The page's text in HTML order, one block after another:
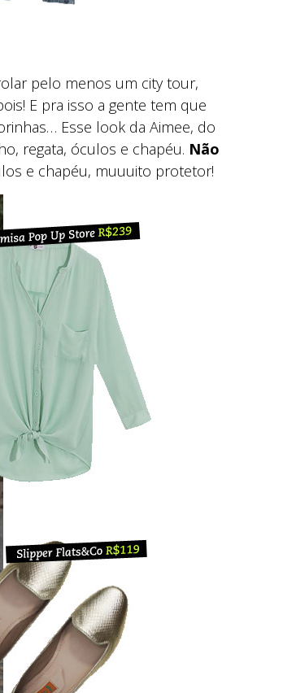
pelo menos um city tour,
E pra isso a gente tem que
Esse look da Aimee, do
regata, óculos e chapéu. Não
e chapéu, muuuito protetor!